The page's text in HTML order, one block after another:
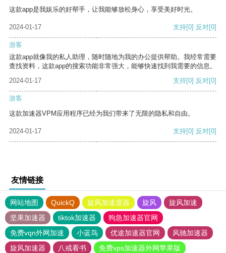
这款app是我娱乐的好帮手，让我能够放松身心，享受美好时光。
2024-01-17 支持[0] 反对[0]
游客
这款app就像我的私人助理，随时随地为我的办公提供帮助。我经常需要
查找资料，这款app的搜索功能非常强大，能够快速找到我需要的信息。
2024-01-17
支持[0] 反对[0]
游客
这款加速器VPM应用程序已经为我们带来了无限的隐私和自由。
2024-01-17 支持[0] 反对[0]
友情链接
网站地图 QuickQ 旋风加速度器 旋风
旋风加速
坚果加速器
tiktok加速器
狗急加速器官网
免费vqn外网加速
小蓝鸟 优途加速器官网
风驰加速器
旋风加速器
八戒看书
免费vps加速器外网苹果版